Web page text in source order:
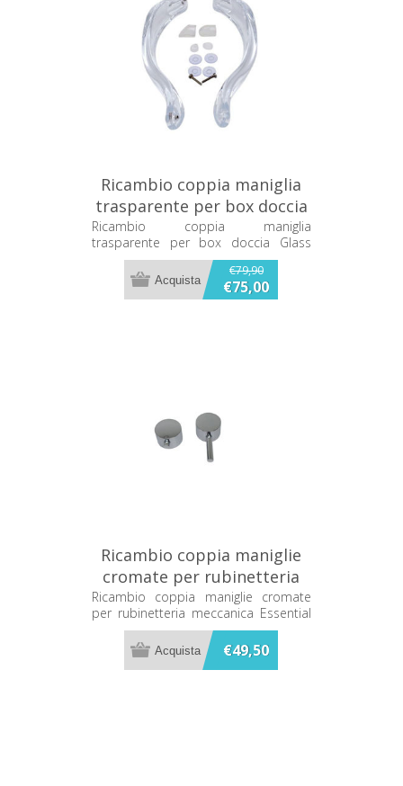
Ricambio coppia maniglia
trasparente per box doccia
Glass SP0PP/1
Ricambio coppia maniglia
trasparente per box doccia Glass
SP0PP/1
€79,90
€75,00
Ricambio coppia maniglie
cromate per rubinetteria
meccanica Essential
Grandform
ESNMANRUBMECC
Ricambio coppia maniglie cromate
per rubinetteria meccanica Essential
Grandform ESNMANRUBMECC
€49,50